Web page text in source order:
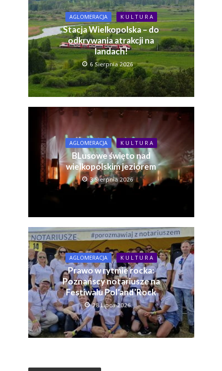
AGLOMERACJA K U L T U R A
Stacja Wielkopolska – do
odkrywania atrakcji na
landach!
6 Sierpnia 2026
AGLOMERACJA K U L T U R A
BLusowe święto nad
wielkopolskim jeziorem
3 Sierpnia 2026
AGLOMERACJA K U L T U R A
Prawo w rytmie rocka:
Poznańscy notariusze na
Festiwalu Pol’and’Rock
28 Lipca 2026